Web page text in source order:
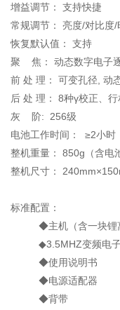
增益调节： 支持快捷
常规调节： 亮度/对比度/
恢复默认值： 支持
聚 焦： 动态数字电子
前 处 理： 可变孔径, 动
后 处 理： 8种γ校正、
灰 阶: 256级
电池工作时间： ≥2小时
整机重量： 850g（
整机尺寸：
标准配置：
◆主机（含一块锂离
◆3.5MHZ变频电子
◆使用说明书
◆电源适配器
◆背带